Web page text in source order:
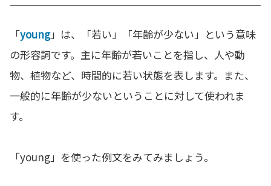
「young」は、「若い」「年齢が少ない」という意味
の形容詞です。主に年齢が若いことを指し、人や動
物、植物など、時間的に若い状態を表します。また、
一般的に年齢が少ないということに対して使われま
す。
「young」を使った例文をみてみましょう。